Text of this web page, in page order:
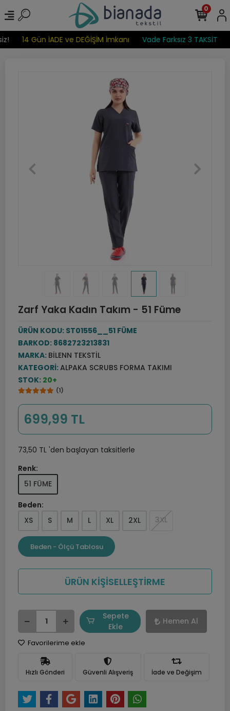
14 Gün İADE ve DEĞİŞİM İmkanı Vade Farksız 3 TAKSİT
0
Zarf Yaka Kadın Takım - 51 Füme
ÜRÜN KODU: ST01556__51 FÜME
BARKOD: 8682723213831
MARKA: BILENN TEKSTIL
KATEGORI:ALPAKA SCRUBS FORMA TAKIMI
STOK: 20+
(1)
699,99 TL
73,50 TL 'den başlayan taksitlerle
Renk:
51 FÜME
Beden:
XS
S M L XL 2XL 3XL
Beden - Ölçü Tablosu
ÜRÜN KİŞİSELLEŞTİRME
Sepete
Ekle
Hemen Al
Favorilerime ekle
Hızlı Gönderi Güvenli Alışveriş İade ve Değişim